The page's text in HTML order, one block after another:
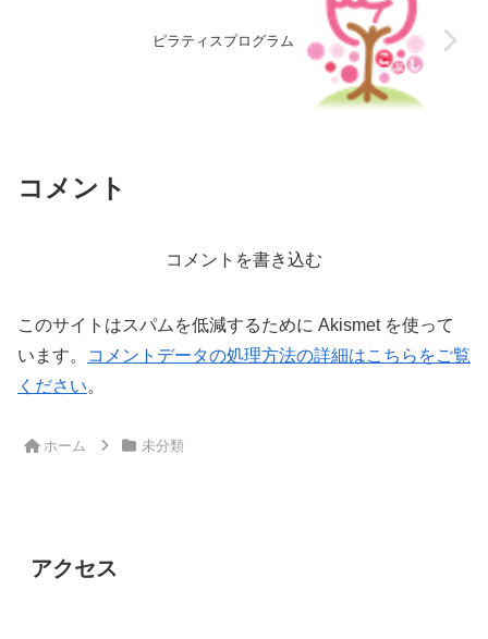
ピラティスプログラム
コメント
コメントを書き込む
このサイトはスパムを低減するために Akismet を使って
います。
コメントデータの処理方法の詳細はこちらをご覧
ください。
ホーム 未分類
アクセス